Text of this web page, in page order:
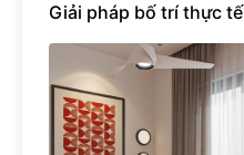
Giải pháp bố trí thực tế